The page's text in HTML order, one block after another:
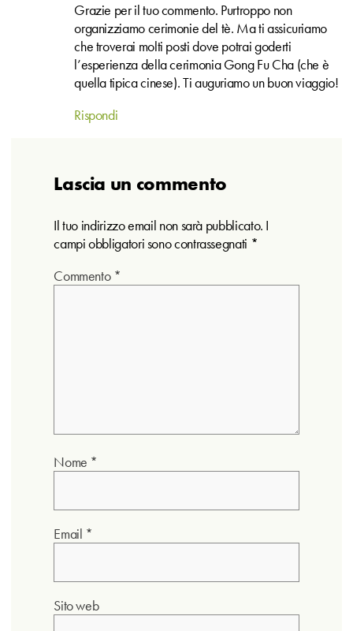
Grazie per il tuo commento. Purtroppo non
organizziamo cerimonie del tè. Ma ti assicuriamo
che troverai molti posti dove potrai goderti
l’esperienza della cerimonia Gong Fu Cha (che è
quella tipica cinese). Ti auguriamo un buon viaggio!
Rispondi
Lascia un commento
Il tuo indirizzo email non sarà pubblicato. I
campi obbligatori sono contrassegnati *
Commento *
Nome *
Email *
Sito web